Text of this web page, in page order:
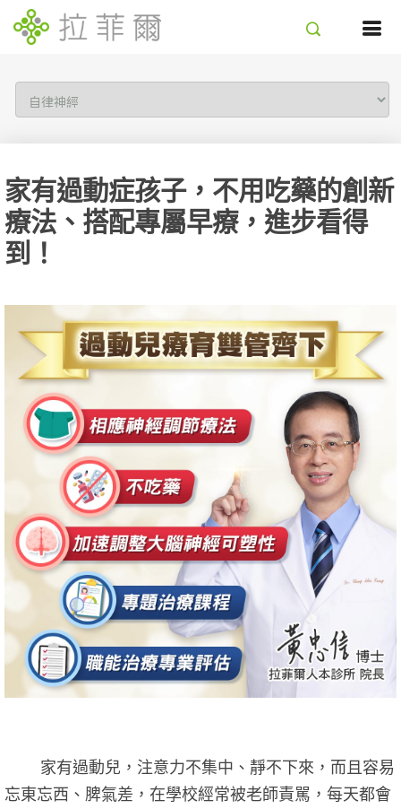
家有過動症孩子，不用吃藥的創新
療法、搭配專屬早療，進步看得
到！
家有過動兒，注意力不集中、靜不下來，而且容易
忘東忘西、脾氣差，在學校經常被老師責駡，每天都會